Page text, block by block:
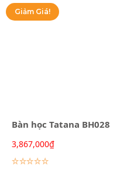
Giảm Giá!
Bàn học Tatana BH028
3,867,000₫
Lựa chọn các tùy chọn